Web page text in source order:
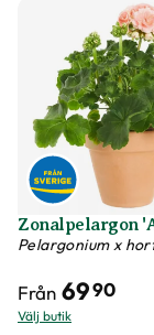
Zonalpelargon
Pelargonium x
Från 6990
Välj butik